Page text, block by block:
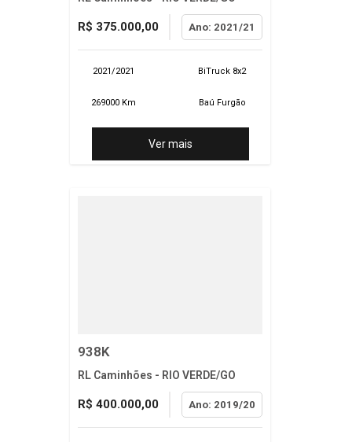
R$ 375.000,00 Ano: 2021/21
2021/2021 BiTruck 8x2
269000 Km Baú Furgão
Ver mais
938K
RL Caminhões - RIO VERDE/GO
R$ 400.000,00 Ano: 2019/20